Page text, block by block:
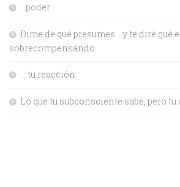
…poder
Dime de qué presumes… y te diré qué
sobrecompensando
… tu reacción
Lo que tu subconsciente sabe, pero